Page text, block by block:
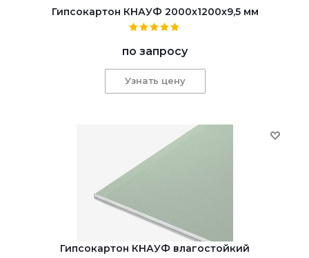
Гипсокартон КНАУФ 2000x1200x9,5 мм
по запросу
Узнать цену
Гипсокартон КНАУФ влагостойкий